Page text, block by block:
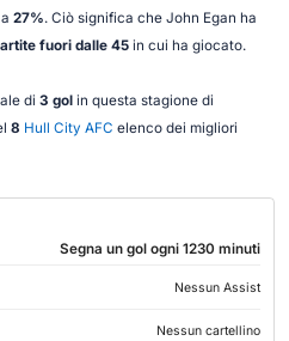
27%. Ciò significa che John Egan ha
fuori dalle 45in cui ha giocato.
di 3 golin questa stagione di
8 Hull City AFC elenco dei migliori
Segna un gol ogni 1230 minuti
Nessun Assist
Nessun cartellino